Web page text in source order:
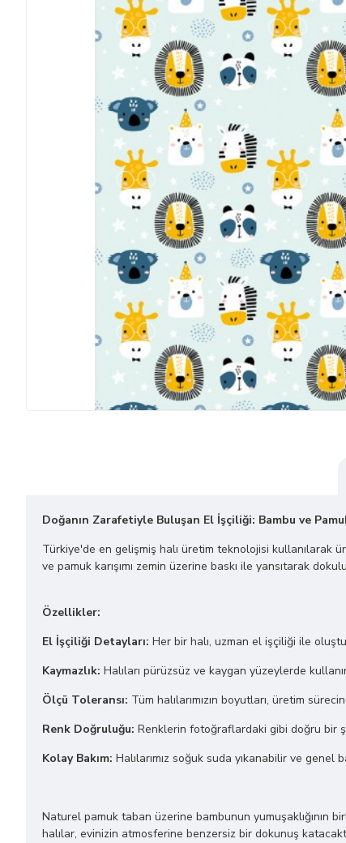
Doğanın Zarafetiyle Buluşan El İşçiliği: Bambu ve
Türkiye'de en gelişmiş halı üretim teknolojisi kullanılarak
ve pamuk karışımı zemin üzerine baskı ile yansıtarak
Özellikler:
El İşçiliği Detayları: Her bir halı, uzman el işçiliği ile
Kaymazlık: Halıları pürüzsüz ve kaygan yüzeylerde
Ölçü Toleransı: Tüm halılarımızın boyutları, üretim
Renk Doğruluğu: Renklerin fotoğraflardaki gibi doğru bir
Kolay Bakım: Halılarımız soğuk suda yıkanabilir ve genel
Naturel pamuk taban üzerine bambunun yumuşaklığının
halılar, evinizin atmosferine benzersiz bir dokunuş